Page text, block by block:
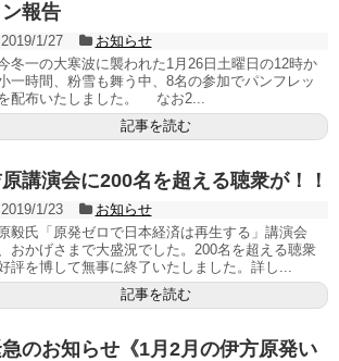
ン報告
2019/1/27
お知らせ
冬一の大寒波に襲われた1月26日土曜日の12時か
一時間、粉雪も舞う中、8名の参加でパンフレッ
を配布いたしました。 なお2...
記事を読む
講演会に200名を超える聴衆が！！
2019/1/23
お知らせ
毅氏「原発ゼロで日本経済は再生する」講演会
おかげさまで大盛況でした。200名を超える聴衆
評を博して無事に終了いたしました。詳し...
記事を読む
のお知らせ《1月2月の伊方原発い